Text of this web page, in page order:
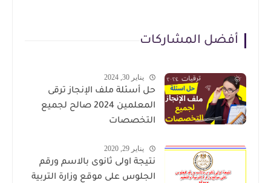
أفضل المشاركات
يناير 30, 2024
حل أسئلة ملف الإنجاز ترقى
المعلمين 2024 صالح لجميع
التخصصات
يناير 29, 2020
نتيجة اولى ثانوى بالاسم ورقم
الجلوس على موقع وزارة التربية